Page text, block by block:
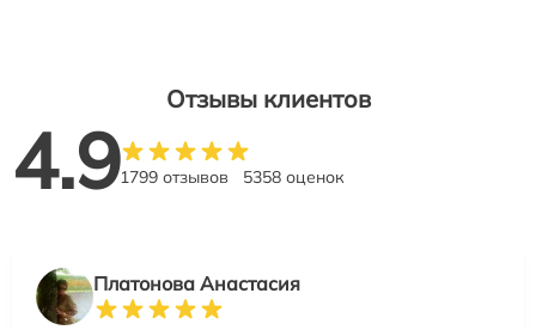
Отзывы клиентов
4.91799 отзывов 5358 оценок
Платонова Анастасия